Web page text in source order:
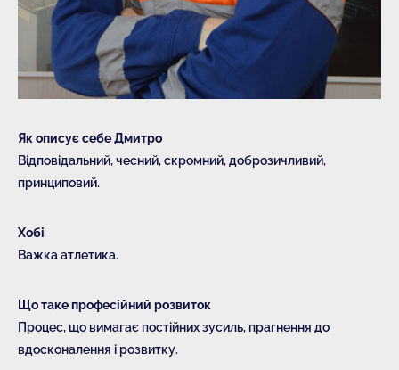
Як описує себе Дмитро
Відповідальний, чесний, скромний, доброзичливий,
принциповий.
Хобі
Важка атлетика.
Що таке професійний розвиток
Процес, що вимагає постійних зусиль, прагнення до
вдосконалення і розвитку.